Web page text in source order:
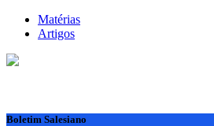
Matérias
Artigos
Boletim Salesiano